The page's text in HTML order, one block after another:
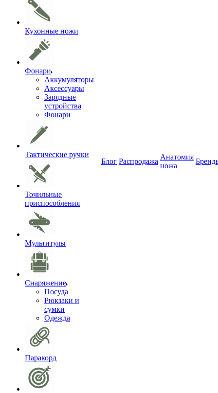
Кухонные ножи
Фонари
Аккумуляторы
Аксессуары
Зарядные
устройства
Фонари
Тактические ручки
Точильные
приспособления
Мультитулы
Снаряжение
Посуда
Рюкзаки и
сумки
Одежда
Паракорд
Блог Распродажа
Анатомия
ножа